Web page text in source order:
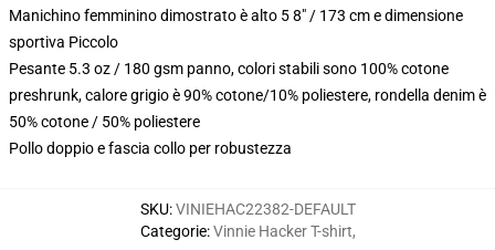
Manichino femminino dimostrato è alto 5 8" / 173 cm e dimensione
sportiva Piccolo
Pesante 5.3 oz / 180 gsm panno, colori stabili sono 100% cotone
preshrunk, calore grigio è 90% cotone/10% poliestere, rondella denim è
50% cotone / 50% poliestere
Pollo doppio e fascia collo per robustezza
SKU:VINIEHAC22382-DEFAULT
Categorie:Vinnie Hacker T-shirt,